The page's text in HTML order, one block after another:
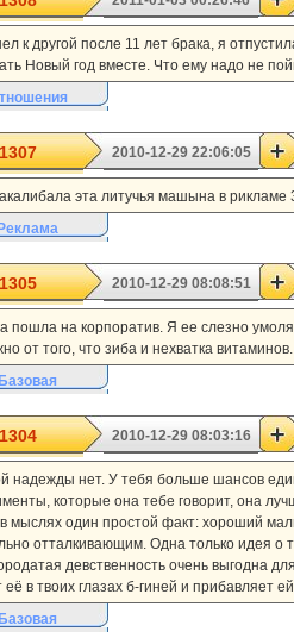
к другой после 11 лет брака, я
Новый год вместе. Что ему надо не
2010-12-29 22:06:05
эта литучья машына в рикламе
Реклама
2010-12-29 08:08:51
пошла на корпоратив. Я ее слезно
от того, что зиба и нехватка
Базовая
2010-12-29 08:03:16
надежды нет. У тебя больше шансов
которые она тебе говорит, она
мыслях один простой факт: хороший
отталкивающим. Одна только идея о
девственность очень выгодна
её в твоих глазах б-гиней и прибавляет
Базовая